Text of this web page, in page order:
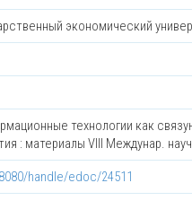
экономический
технологии как
: материалы VIII Междунар.
handle/edoc/24511